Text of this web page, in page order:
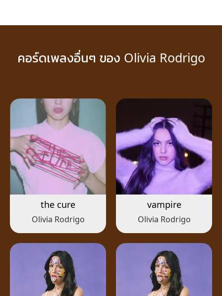
คอร์ดเพลงอื่นๆ ของ Olivia Rodrigo
the cure
Olivia Rodrigo
vampire
Olivia Rodrigo